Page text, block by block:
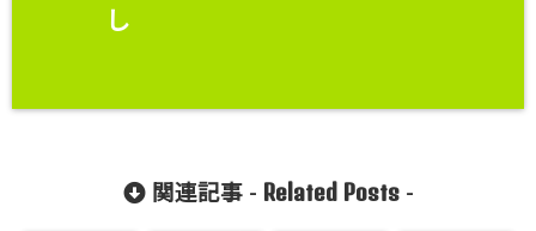
し
関連記事 - Related Posts-